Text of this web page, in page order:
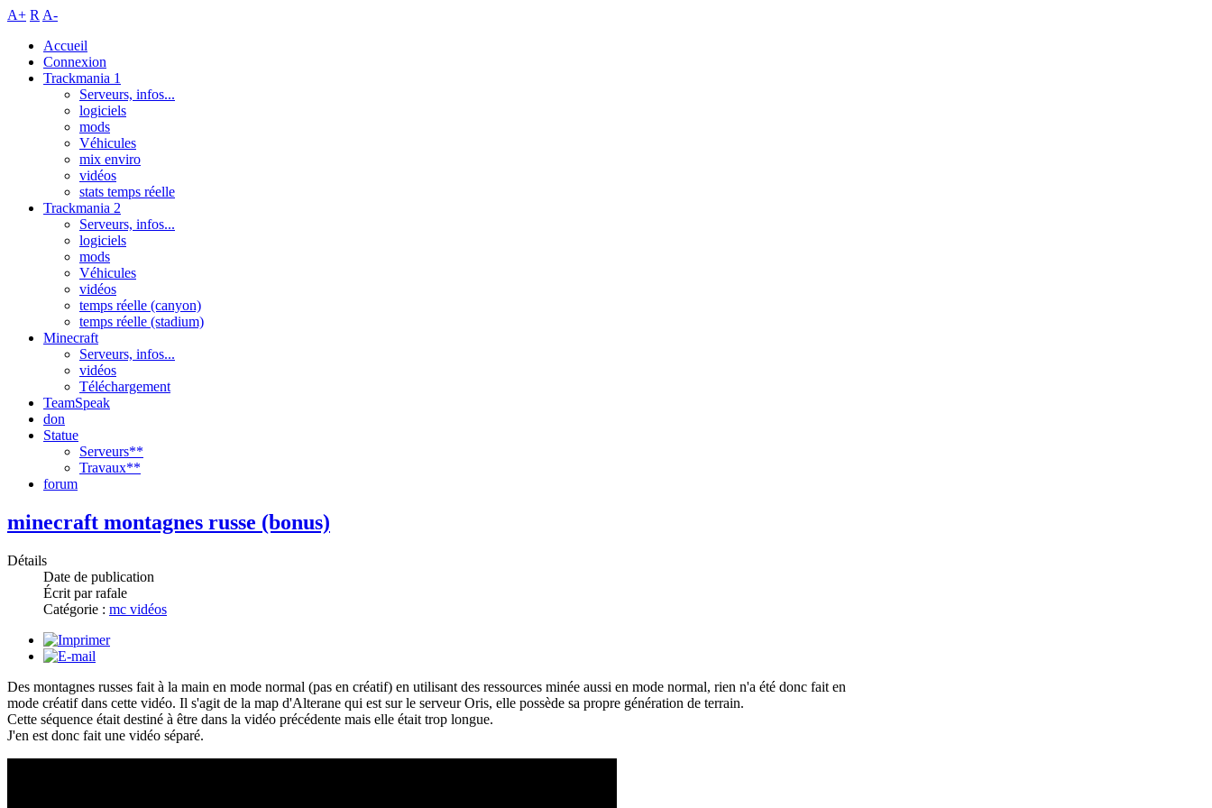
A+ R A-
Accueil
Connexion
Trackmania 1
Serveurs, infos...
logiciels
mods
Véhicules
mix enviro
vidéos
stats temps réelle
Trackmania 2
Serveurs, infos...
logiciels
mods
Véhicules
vidéos
temps réelle (canyon)
temps réelle (stadium)
Minecraft
Serveurs, infos...
vidéos
Téléchargement
TeamSpeak
don
Statue
Serveurs**
Travaux**
forum
minecraft montagnes russe (bonus)
Détails
Date de publication
Écrit par rafale
Catégorie : mc vidéos
Des montagnes russes fait à la main en mode normal (pas en créatif) en utilisant des ressources minée aussi en mode normal, rien n'a été donc fait en
mode créatif dans cette vidéo. Il s'agit de la map d'Alterane qui est sur le serveur Oris, elle possède sa propre génération de terrain.
Cette séquence était destiné à être dans la vidéo précédente mais elle était trop longue.
J'en est donc fait une vidéo séparé.